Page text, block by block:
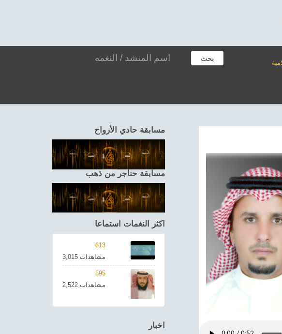
بحث
مسابقة حادي الأرواح
مسابقة حناجر من ذهب
اكثر النغمات استماعا
613
3,015 مشاهدات
595
2,522 مشاهدات
اخبار